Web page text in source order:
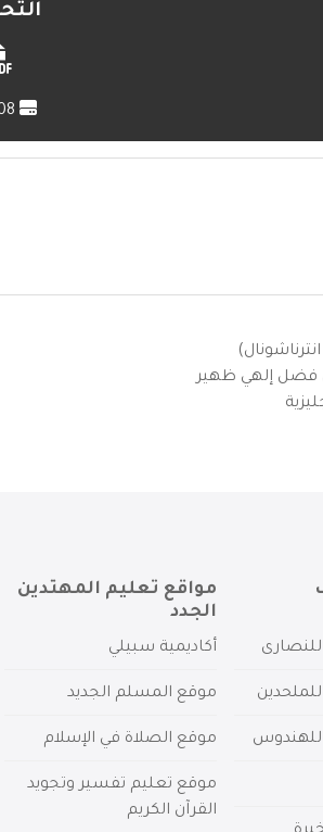
فضل إلهي ظهير
للنصارى
للهندوس
مواقع تعليم المهتدين
الجدد
أكاديمية سبيلي
موقع المسلم الجديد
موقع الصلاة في الإسلام
موقع تعليم تفسير وتجويد
القرآن الكريم